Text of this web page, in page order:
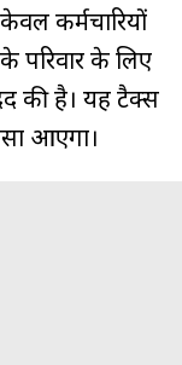
कर्मचारियों
परिवार के लिए
की है। यह टैक्स
आएगा।